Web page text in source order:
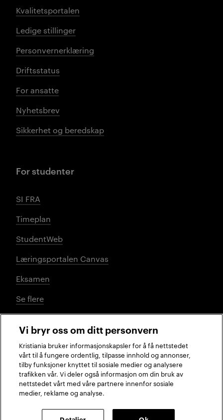
Kvalitetsportalen
Ledige stillinger
Personvernerklæring
Driftsstatus
For ansatte
Nyhetsbrev
Sikkerhet og beredskap
For studenter
SI FRA
Timeplan
StudentWeb
Læringsportalen Canvas
Eksamen
Se flere
Sosiale medier
FacebookInstagramLinkedInTikTok
2026 © Kristiania
Vi bryr oss om ditt personvern
Kristiania bruker informasjonskapsler for å få nettstedet
vårt til å fungere ordentlig, tilpasse innhold og annonser,
tilby funksjoner knyttet til sosiale medier og analysere
trafikken vår. Vi deler også informasjon om din bruk av
nettstedet vårt med våre partnere innenfor sosiale
medier, reklame og analyse.